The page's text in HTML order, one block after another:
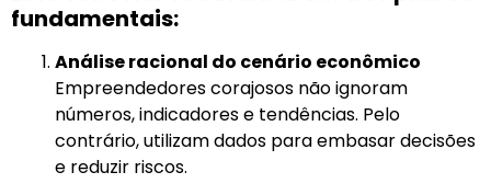
fundamentais:
Análise racional do cenário econômico
Empreendedores corajosos não ignoram
números, indicadores e tendências. Pelo
contrário, utilizam dados para embasar decisões
e reduzir riscos.